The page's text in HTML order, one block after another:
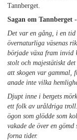
Tannberget.
Sagan om
Det var en gång, i en
övernaturliga väsenas
började växa fram invid
stolt och majestätiskt
att skogen var gammal,
anade inte vilka
Djupt inne i bergets
ett folk av uråldriga troll.
ögon som glödde som
vakade de över en
forna tider.